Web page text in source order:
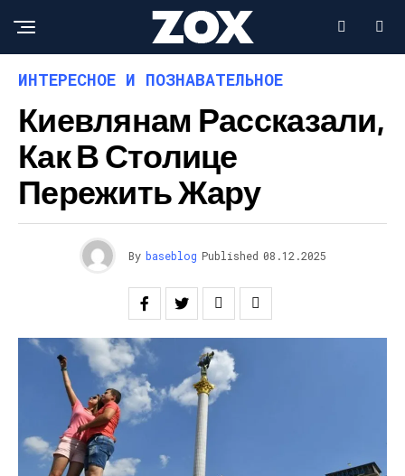
ИНТЕРЕСНОЕ И ПОЗНАВАТЕЛЬНОЕ
Киевлянам Рассказали,
Как В Столице
Пережить Жару
By baseblog Published 08.12.2025